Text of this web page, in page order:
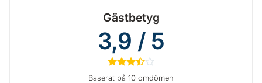
Gästbetyg
3,9 / 5
★★★½
Baserat på 10 omdömen